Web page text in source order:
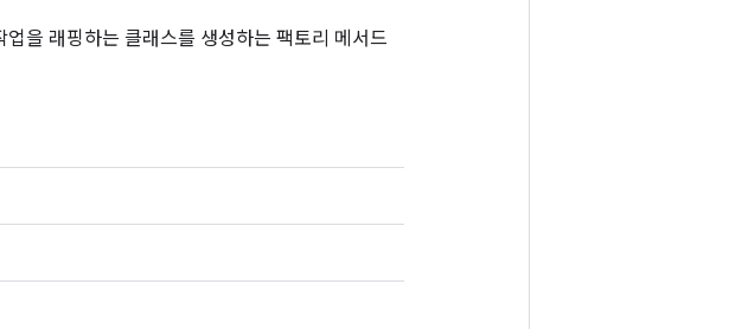
을 래핑하는 클래스를 생성하는 팩토리 메서드